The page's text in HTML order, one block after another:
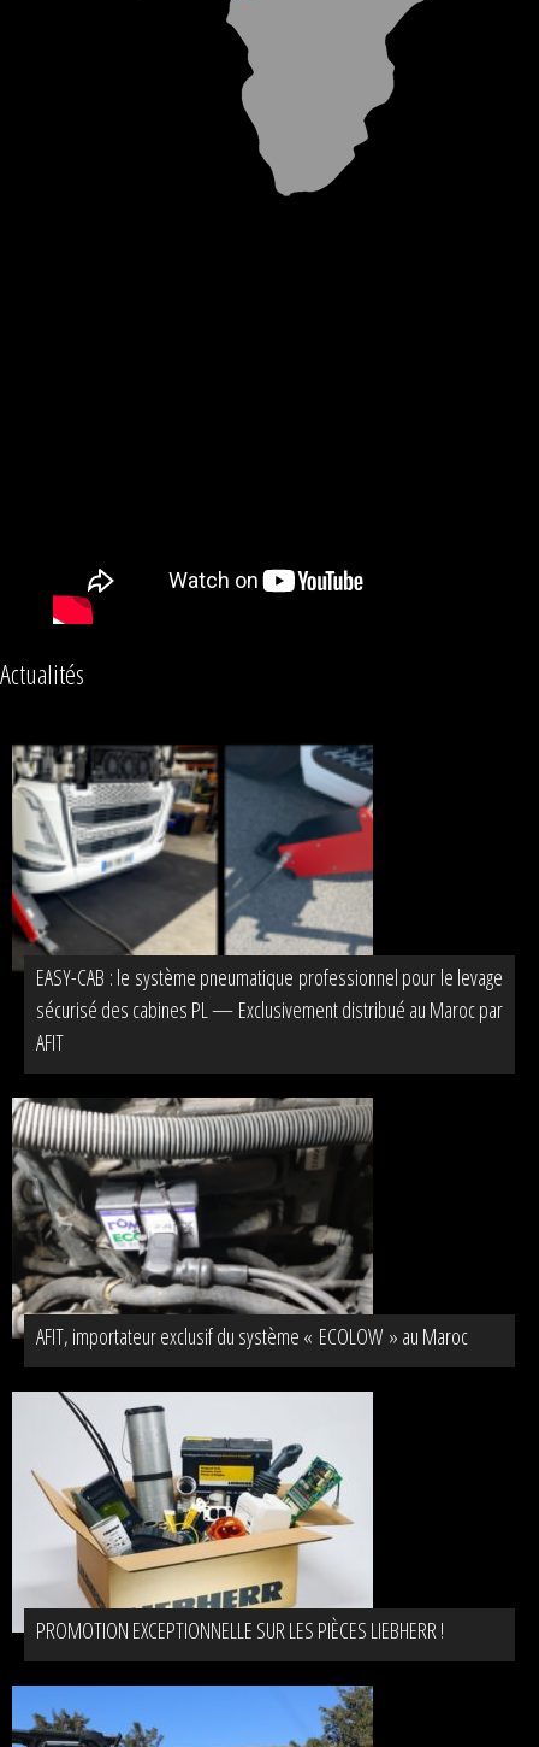
Actualités
EASY-CAB : le système pneumatique professionnel pour le levage
sécurisé des cabines PL — Exclusivement distribué au Maroc par
AFIT
AFIT, importateur exclusif du système « ECOLOW » au Maroc
PROMOTION EXCEPTIONNELLE SUR LES PIÈCES LIEBHERR !